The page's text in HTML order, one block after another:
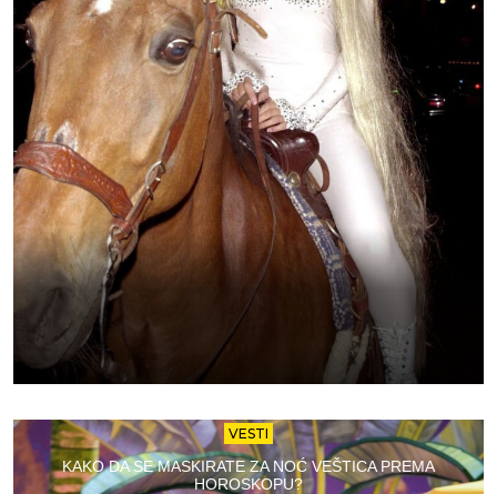
VESTI
KAKO DA SE MASKIRATE ZA NOĆ VEŠTICA PREMA
HOROSKOPU?